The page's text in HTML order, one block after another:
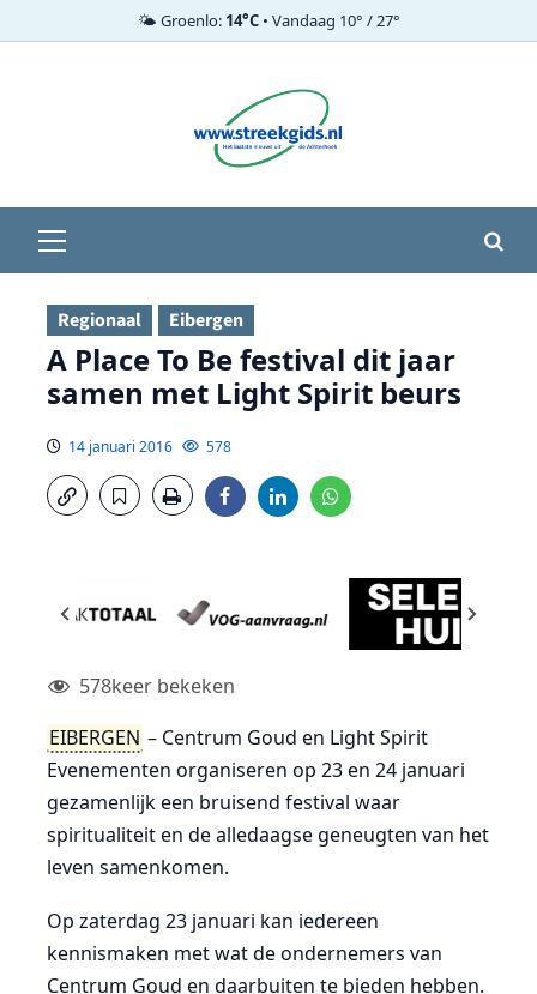
🌤️ Groenlo: 14°C• Vandaag 10° / 27°
menu
Regionaal Eibergen
A Place To Be festival dit jaar
samen met Light Spirit beurs
14 januari 2016 578
578keer bekeken
EIBERGEN – Centrum Goud en Light Spirit
Evenementen organiseren op 23 en 24 januari
gezamenlijk een bruisend festival waar
spiritualiteit en de alledaagse geneugten van het
leven samenkomen.
Op zaterdag 23 januari kan iedereen
kennismaken met wat de ondernemers van
Centrum Goud en daarbuiten te bieden hebben.